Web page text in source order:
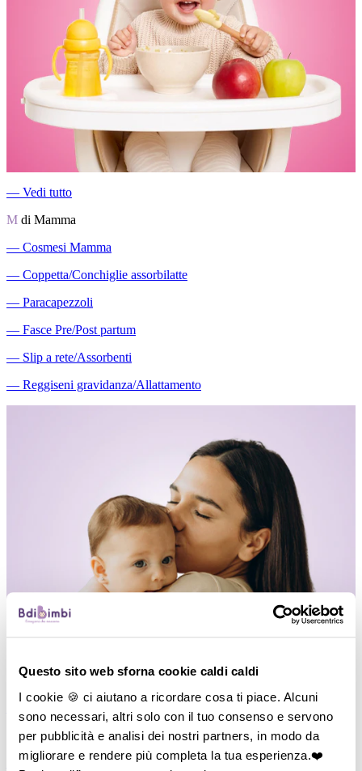
Questo sito web sforna cookie caldi caldi
I cookie 🍪 ci aiutano a ricordare cosa ti piace. Alcuni
sono necessari, altri solo con il tuo consenso e servono
per pubblicità e analisi dei nostri partners, in modo da
migliorare e rendere più completa la tua esperienza.❤️
― Vedi tutto
M di Mamma
― Cosmesi Mamma
― Coppetta/Conchiglie assorbilatte
― Paracapezzoli
― Fasce Pre/Post partum
― Slip a rete/Assorbenti
― Reggiseni gravidanza/Allattamento
―Vedi tutto
di Passeggio
Carrozzine